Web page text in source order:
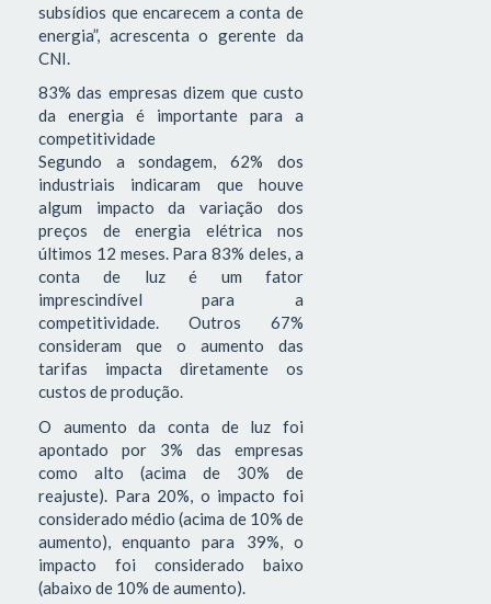
subsídios que encarecem a conta de
energia”, acrescenta o gerente da
CNI.
83% das empresas dizem que custo
da energia é importante para a
competitividade
Segundo a sondagem, 62% dos
industriais indicaram que houve
algum impacto da variação dos
preços de energia elétrica nos
últimos 12 meses. Para 83% deles, a
conta de luz é um fator
imprescindível para a
competitividade. Outros 67%
consideram que o aumento das
tarifas impacta diretamente os
custos de produção.
O aumento da conta de luz foi
apontado por 3% das empresas
como alto (acima de 30% de
reajuste). Para 20%, o impacto foi
considerado médio (acima de 10% de
aumento), enquanto para 39%, o
impacto foi considerado baixo
(abaixo de 10% de aumento).